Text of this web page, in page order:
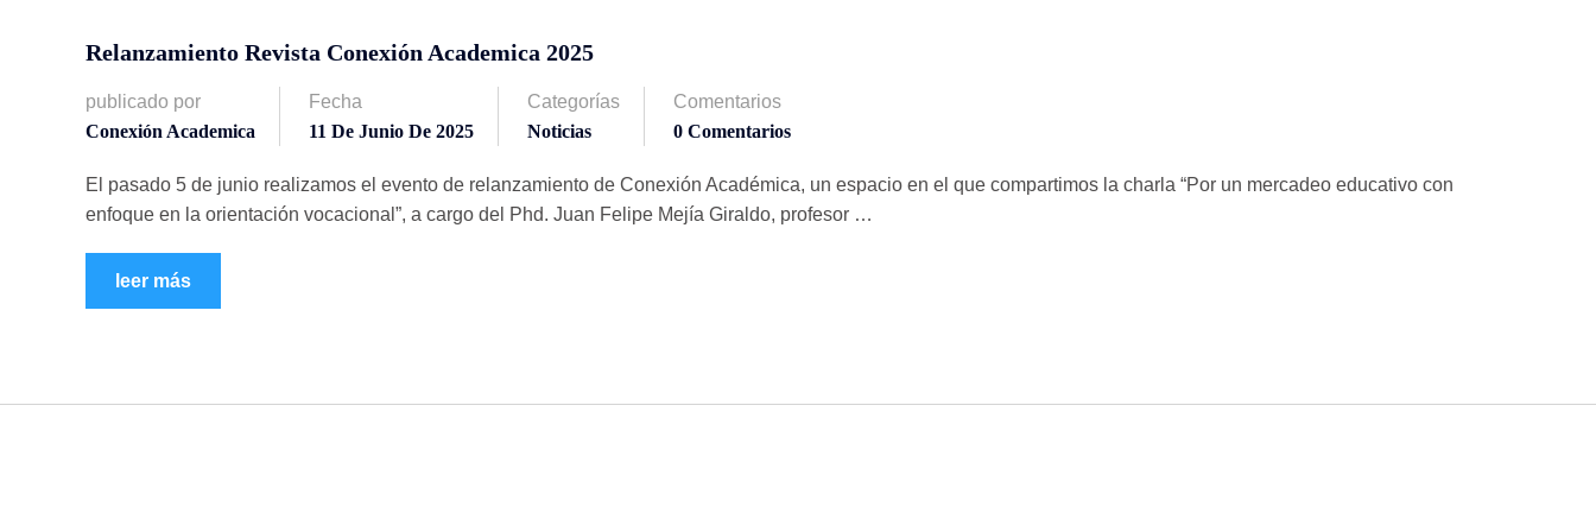
Relanzamiento Revista Conexión Academica 2025
publicado por
Conexión Academica
Fecha
11 De Junio De 2025
Categorías
Noticias
Comentarios
0 Comentarios
El pasado 5 de junio realizamos el evento de relanzamiento de Conexión Académica, un espacio en el que compartimos la charla “Por un mercadeo educativo con
enfoque en la orientación vocacional”, a cargo del Phd. Juan Felipe Mejía Giraldo, profesor …
leer más